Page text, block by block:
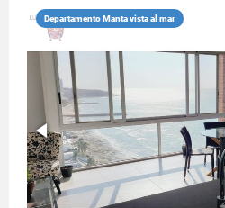
Departamento Manta vista al mar